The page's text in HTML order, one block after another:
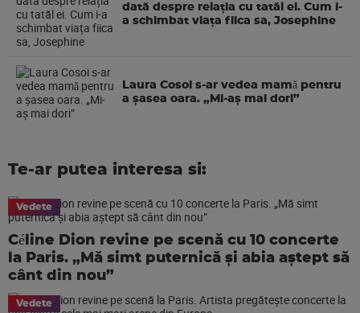
dată despre relația cu tatăl ei. Cum i-
a schimbat viața fiica sa, Josephine
Laura Cosoi s-ar vedea mamǎ pentru
a şasea oara. „Mi-aș mai dori”
Te-ar putea interesa si:
Vedete
Céline Dion revine pe scenă cu 10 concerte
la Paris. „Mă simt puternică și abia aștept să
cânt din nou”
Vedete